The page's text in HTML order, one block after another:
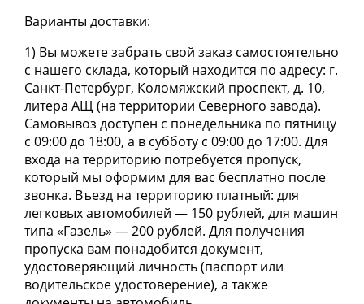
Варианты доставки:
1) Вы можете забрать свой заказ самостоятельно
с нашего склада, который находится по адресу: г.
Санкт-Петербург, Коломяжский проспект, д. 10,
литера АЩ (на территории Северного завода).
Самовывоз доступен с понедельника по пятницу
с 09:00 до 18:00, а в субботу с 09:00 до 17:00. Для
входа на территорию потребуется пропуск,
который мы оформим для вас бесплатно после
звонка. Въезд на территорию платный: для
легковых автомобилей — 150 рублей, для машин
типа «Газель» — 200 рублей. Для получения
пропуска вам понадобится документ,
удостоверяющий личность (паспорт или
водительское удостоверение), а также